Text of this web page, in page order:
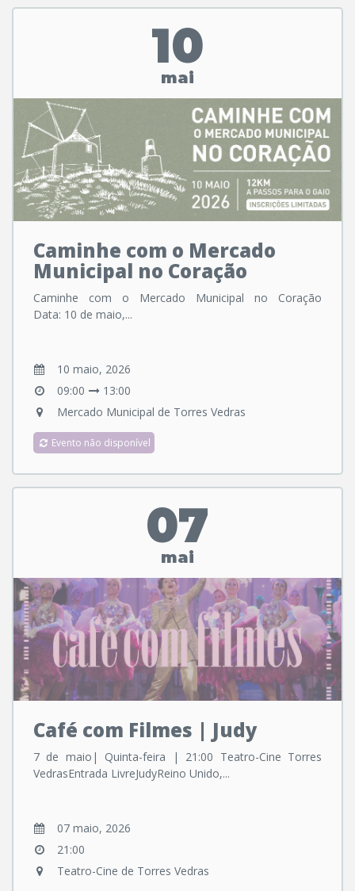
10
mai
Caminhe com o Mercado
Municipal no Coração
Caminhe com o Mercado Municipal no Coração
Data: 10 de maio,...
10 maio, 2026
09:00
13:00
Mercado Municipal de Torres Vedras
Evento não disponível
07
mai
Café com Filmes | Judy
7 de maio| Quinta-feira | 21:00 Teatro-Cine Torres
VedrasEntrada LivreJudyReino Unido,...
07 maio, 2026
21:00
Teatro-Cine de Torres Vedras